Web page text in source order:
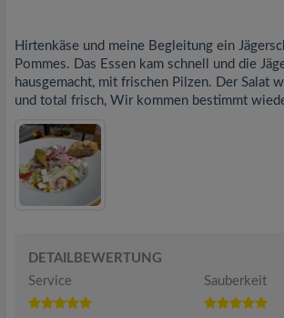
Hirtenkäse und meine Begleitung ein
Pommes. Das Essen kam schnell und die
hausgemacht, mit frischen Pilzen. Der Salat
und total frisch, Wir kommen bestimmt
DETAILBEWERTUNG
Service
Sauberkeit